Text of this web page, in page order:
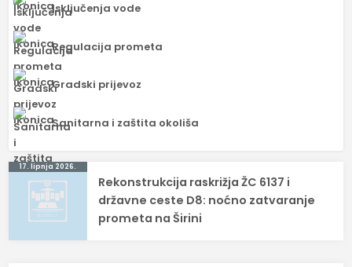
Isključenja vode
Regulacija prometa
Gradski prijevoz
Sanitarna i zaštita okoliša
Navigacija
objava
17. lipnja 2026.
Rekonstrukcija raskrižja ŽC 6137 i
državne ceste D8: noćno zatvaranje
prometa na Širini